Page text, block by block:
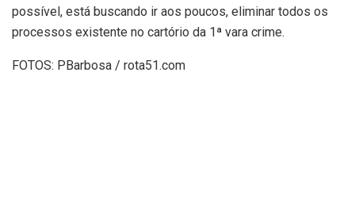
possível, está buscando ir aos poucos, eliminar todos os
processos existente no cartório da 1ª vara crime.
FOTOS: PBarbosa / rota51.com